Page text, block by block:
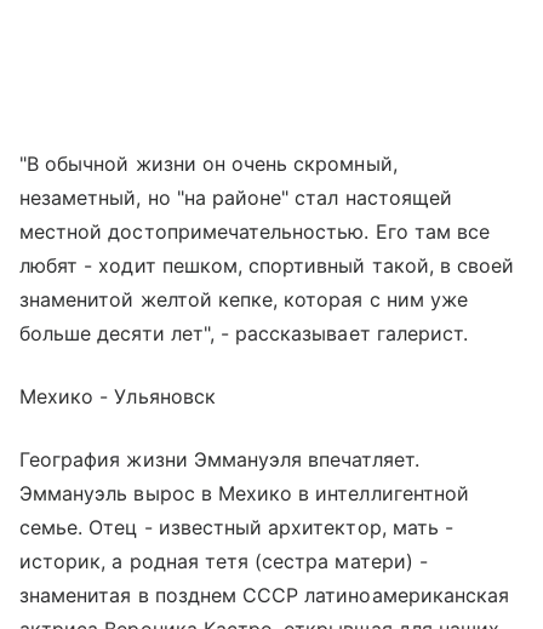
"В обычной жизни он очень скромный,
незаметный, но "на районе" стал настоящей
местной достопримечательностью. Его там все
любят - ходит пешком, спортивный такой, в своей
знаменитой желтой кепке, которая с ним уже
больше десяти лет", - рассказывает галерист.
Мехико - Ульяновск
География жизни Эммануэля впечатляет.
Эммануэль вырос в Мехико в интеллигентной
семье. Отец - известный архитектор, мать -
историк, а родная тетя (сестра матери) -
знаменитая в позднем СССР латиноамериканская